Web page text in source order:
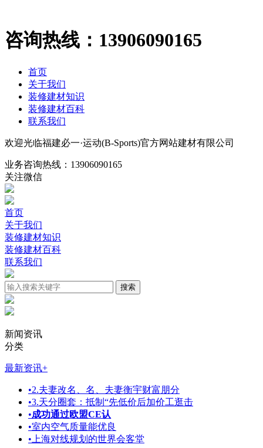
咨询热线： 13906090165
首页
关于我们
装修建材知识
装修建材百科
联系我们
欢迎光临福建必一·运动(B-Sports)官方网站建材有限公司
业务咨询热线： 13906090165
关注微信
首页
关于我们
装修建材知识
装修建材百科
联系我们
新闻资讯
分类
最新资讯+
•2.夫妻改名、名、夫妻衡宇财富朋分
•3.天分圈套：抵制“先低价后加价工逛击
•成功通过欧盟CE认
•室内空气质量能优良
• 上海对线规划的世界会客堂